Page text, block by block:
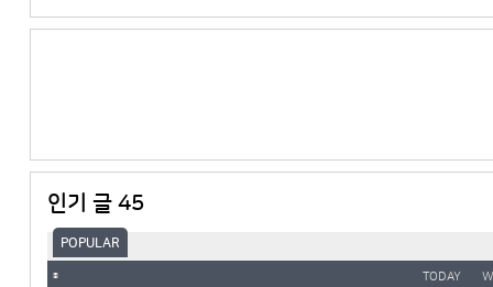
인기 글 45
POPULAR
TODAY